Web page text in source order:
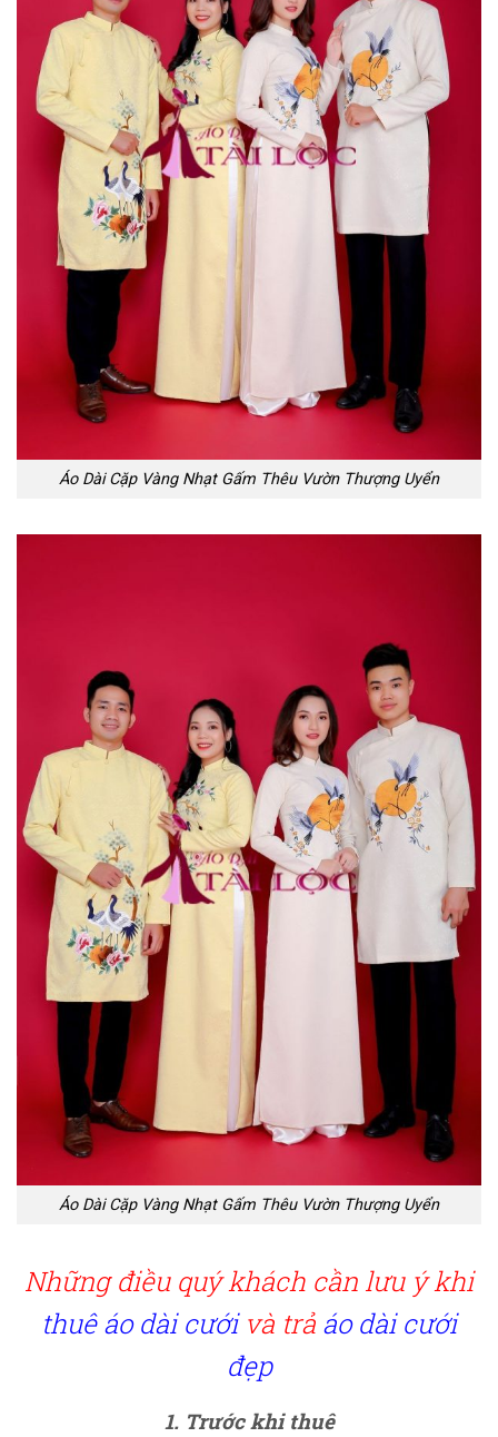
Áo Dài Cặp Vàng Nhạt Gấm Thêu Vườn Thượng Uyển
Áo Dài Cặp Vàng Nhạt Gấm Thêu Vườn Thượng Uyển
Những điều quý khách cần lưu ý khi
thuê áo dài cướivà trả áo dài cưới
đẹp
1. Trước khi thuê